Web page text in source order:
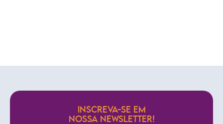
INSCREVA-SE EM
NOSSA NEWSLETTER!